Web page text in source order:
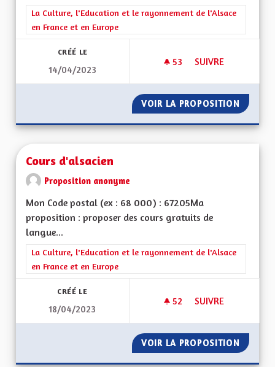
Filtrer les résultats de la catégorie : La Culture, l'Education et
La Culture, l'Education et le rayonnement de l'Alsace
en France et en Europe
CRÉÉ LE
14/04/2023
53 53 ABONNÉS
SUIVRE
VOIR LA PROPOSITION
Cours d'alsacien
Proposition anonyme
Mon Code postal (ex : 68 000) : 67205Ma
proposition : proposer des cours gratuits de
langue...
Filtrer les résultats de la catégorie : La Culture, l'Education et
La Culture, l'Education et le rayonnement de l'Alsace
en France et en Europe
CRÉÉ LE
18/04/2023
52 52 ABONNÉS
SUIVRE
VOIR LA PROPOSITION